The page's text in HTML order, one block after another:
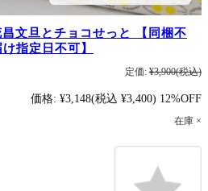
昌文旦とチョコせっと 【同梱不
指定日不可】
定価: ¥3,900(税込)
価格: ¥3,148(税込 ¥3,400) 12%OFF
在庫 ×